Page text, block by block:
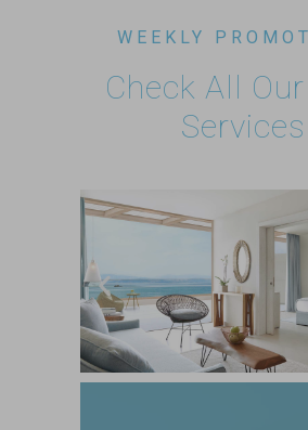
WEEKLY
Check All
Services